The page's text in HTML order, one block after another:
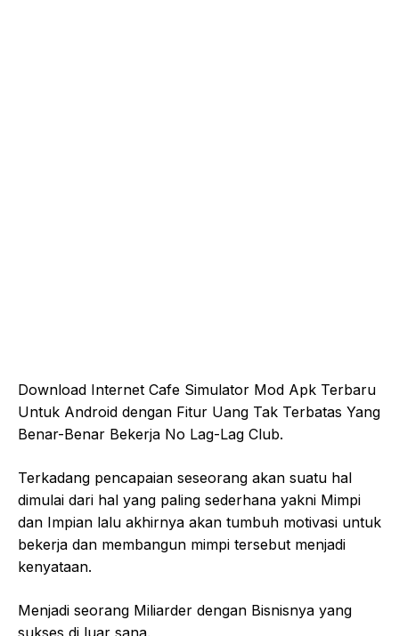
Download Internet Cafe Simulator Mod Apk Terbaru
Untuk Android dengan Fitur Uang Tak Terbatas Yang
Benar-Benar Bekerja No Lag-Lag Club.
Terkadang pencapaian seseorang akan suatu hal
dimulai dari hal yang paling sederhana yakni Mimpi
dan Impian lalu akhirnya akan tumbuh motivasi untuk
bekerja dan membangun mimpi tersebut menjadi
kenyataan.
Menjadi seorang Miliarder dengan Bisnisnya yang
sukses di luar sana.